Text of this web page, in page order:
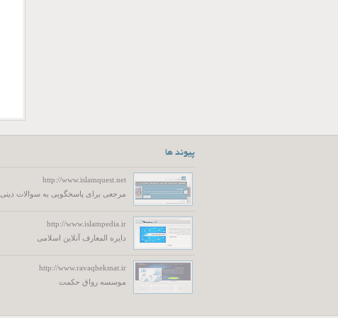
پیوند ها
http://www.islamquest.net
مرجعی برای پاسخگویی به سوالات دینی
http://www.islampedia.ir
دایره المعارف آنلاین اسلامی
http://www.ravaqhekmat.ir
موسسه رواق حکمت